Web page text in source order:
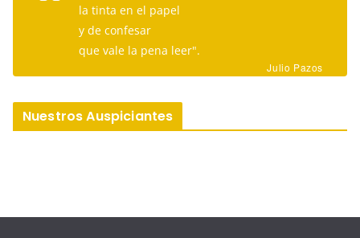
la tinta en el papel
y de confesar
que vale la pena leer".
Julio Pazos
Nuestros Auspiciantes